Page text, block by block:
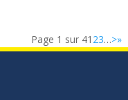
Page 1 sur 41 23…>»